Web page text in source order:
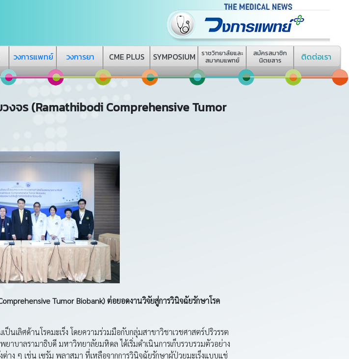
วงการแพทย์ วงการยา CME PLUS SYMPOSIUM ราชวิทยาลัยและ
สมาคมแพทย์
สมัครสมาชิก
นิตยสาร ติดต่อเรา
งจร (Ramathibodi Comprehensive Tumor
Tumor Biobank) ต่อยอดงานวิจัยสู่การวินิจฉัยรักษาโรค
นเลิศด้านโรคมะเร็ง โดยความร่วมมือกับกลุ่มสาขาวิชาเวชศาสตร์ปริวรรต
าบาลรามาธิบดี มหาวิทยาลัยมหิดล ได้เริ่มดำเนินการเก็บรวบรวมตัวอย่าง
าง ๆ เช่น เซรัม พลาสมา ที่เหลือจากการวินิจฉัยรักษาผู้ป่วยมะเร็งแบบแช่